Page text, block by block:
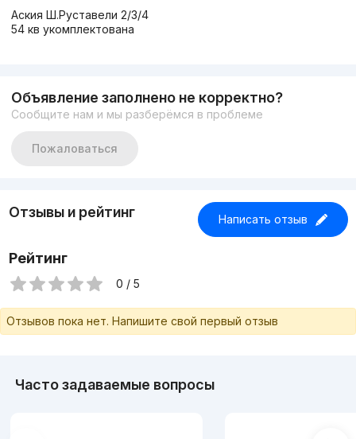
Аския Ш.Руставели 2/3/4
54 кв укомплектована
Объявление заполнено не корректно?
Сообщите нам и мы разберёмся в проблеме
Пожаловаться
Отзывы и рейтинг Написать отзыв
Рейтинг
0 / 5
Отзывов пока нет. Напишите свой первый отзыв
Часто задаваемые вопросы